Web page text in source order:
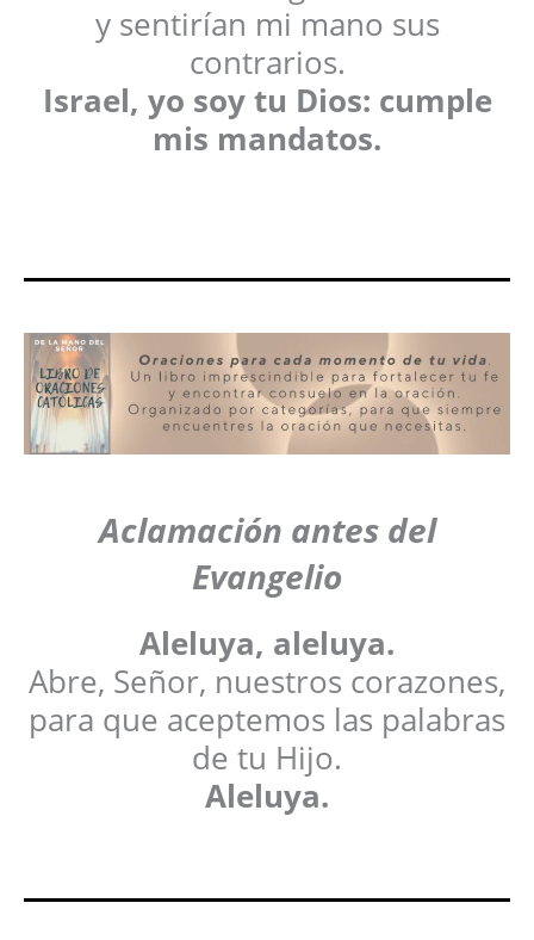
y sentirían mi mano sus
contrarios.
Israel, yo soy tu Dios: cumple
mis mandatos.
Aclamación antes del
Evangelio
Aleluya, aleluya.
Abre, Señor, nuestros corazones,
para que aceptemos las palabras
de tu Hijo.
Aleluya.